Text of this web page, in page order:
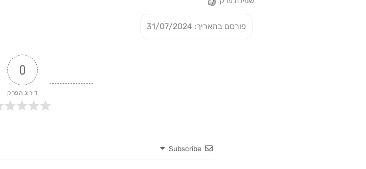
פורסם בתאריך: 31/07/2024
0
דירוג הפרק
Subscribe